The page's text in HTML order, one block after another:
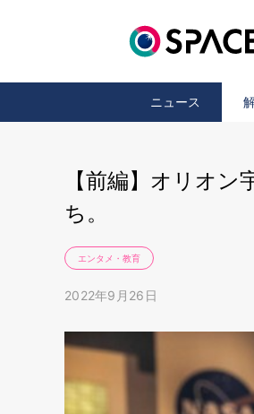
ニュース
【前編】オリオ
ち。
エンタメ・教育
2022年9月26日